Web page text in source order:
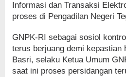
Informasi dan Transaksi
proses di Pengadilan Negeri
GNPK-RI sebagai sosiol
terus berjuang demi kepastian
Basri, selaku Ketua Umum
saat ini proses persidangan